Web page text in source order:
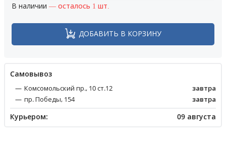
В наличии — осталось 1 шт.
ДОБАВИТЬ В КОРЗИНУ
Cамовывоз
Комсомольский пр., 10 ст.12
завтра
пр. Победы, 154
завтра
Курьером: 09 августа